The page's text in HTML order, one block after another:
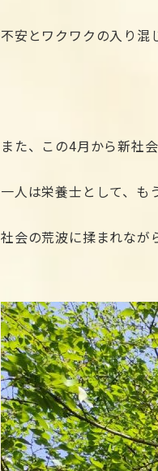
不安とワクワクの入り混
また、この4月から新社
一人は栄養士として、も
社会の荒波に揉まれなが